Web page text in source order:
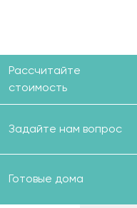
Рассчитайте
стоимость
Задайте нам вопрос
Готовые дома